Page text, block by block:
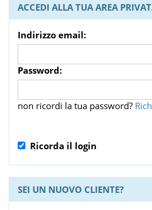
ACCEDI ALLA TUA AREA
Indirizzo email:
Password:
non ricordi la tua password?
Ricorda il login
SEI UN NUOVO CLIENTE?